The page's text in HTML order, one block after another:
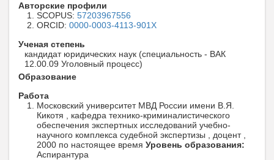
Авторские профили
SCOPUS: 57203967556
ORCID: 0000-0003-4113-901X
Ученая степень
кандидат юридических наук (специальность - ВАК
12.00.09 Уголовный процесс)
Образование
Работа
Московский университет МВД России имени В.Я.
Кикотя , кафедра технико-криминалистического
обеспечения экспертных исследований учебно-
научного комплекса судебной экспертизы , доцент ,
2000 по настоящее время Уровень образования:
Аспирантура